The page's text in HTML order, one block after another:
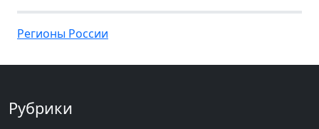
Регионы России
Рубрики